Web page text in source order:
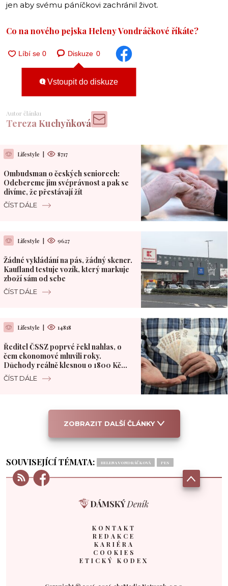
jen aby svému páníčkovi zachránil život.
Co na nového pejska Heleny Vondráčkové říkáte?
Diskuze 0
Vstoupit do diskuze
Autor článku
Tereza Kuchyňková
Lifestyle | 8717
Ombudsman o českých seniorech:
Odebereme jim svéprávnost a pak se
divíme, že přestávají žít
ČÍST DÁLE
Lifestyle | 9627
Žádné vykládání na pás, žádný skener.
Kaufland testuje vozík, který markuje
zboží sám od sebe
ČÍST DÁLE
Lifestyle | 14818
Ředitel ČSSZ poprvé řekl nahlas, o
čem ekonomové mluvili roky.
Důchody reálně klesnou o 1800 Kč
měsíčně
ČÍST DÁLE
ZOBRAZIT DALŠÍ ČLÁNKY
SOUVISEJÍCÍ TÉMATA: HELENA VONDRÁČKOVÁ PES
KONTAKT
REDAKCE
KARIÉRA
COOKIES
ETICKÝ KODEX